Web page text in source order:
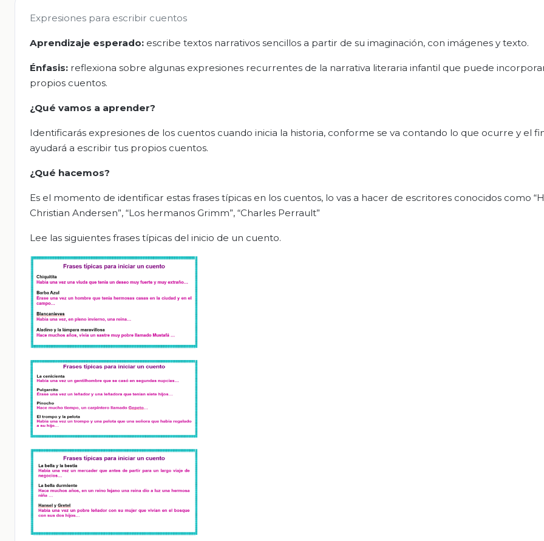
Expresiones para escribir cuentos
Aprendizaje esperado: escribe textos narrativos sencillos a partir de su imaginación, con imágenes y texto.
Énfasis: reflexiona sobre algunas expresiones recurrentes de la narrativa literaria infantil que puede
propios cuentos.
¿Qué vamos a aprender?
Identificarás expresiones de los cuentos cuando inicia la historia, conforme se va contando lo que ocurre y el
ayudará a escribir tus propios cuentos.
¿Qué hacemos?
Es el momento de identificar estas frases típicas en los cuentos, lo vas a hacer de escritores conocidos como
Christian Andersen”, “Los hermanos Grimm”, “Charles Perrault”
Lee las siguientes frases típicas del inicio de un cuento.